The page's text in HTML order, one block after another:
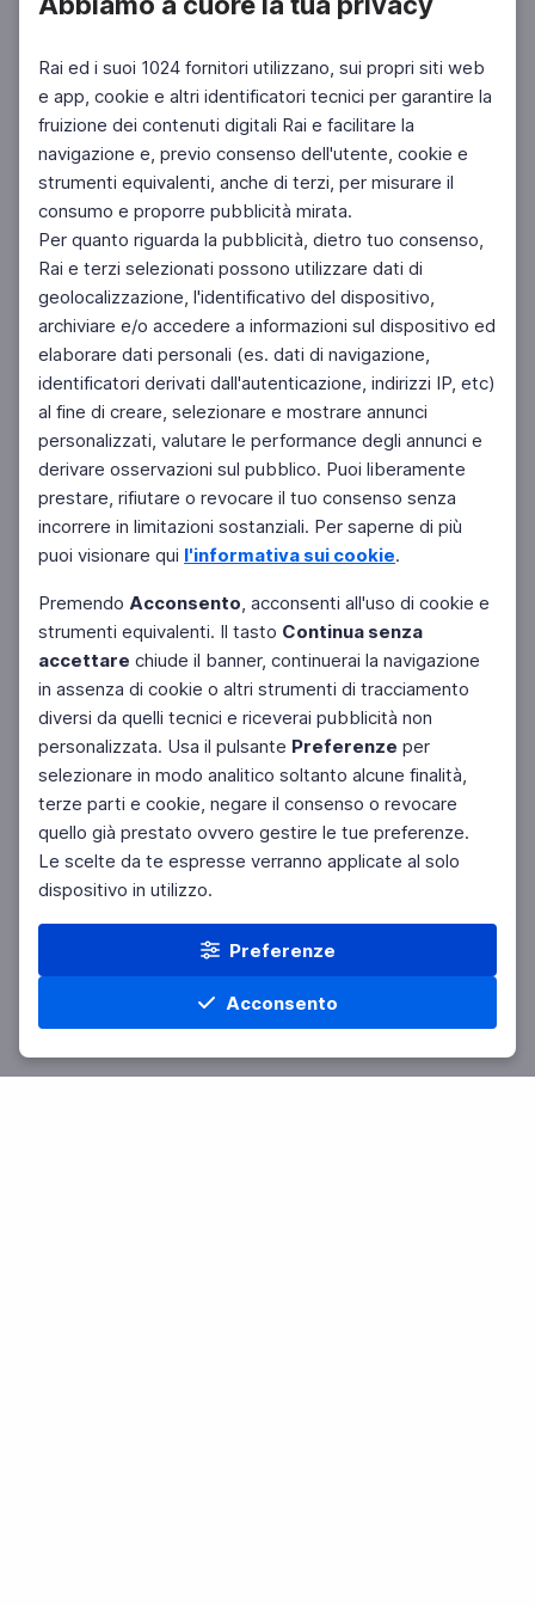
Rai ed i suoi 1024 fornitori utilizzano, sui propri siti web
e app, cookie e altri identificatori tecnici per garantire la
fruizione dei contenuti digitali Rai e facilitare la
navigazione e, previo consenso dell'utente, cookie e
strumenti equivalenti, anche di terzi, per misurare il
consumo e proporre pubblicità mirata.
Per quanto riguarda la pubblicità, dietro tuo consenso,
Rai e terzi selezionati possono utilizzare dati di
geolocalizzazione, l'identificativo del dispositivo,
archiviare e/o accedere a informazioni sul dispositivo ed
elaborare dati personali (es. dati di navigazione,
identificatori derivati dall'autenticazione, indirizzi IP, etc)
al fine di creare, selezionare e mostrare annunci
personalizzati, valutare le performance degli annunci e
derivare osservazioni sul pubblico. Puoi liberamente
prestare, rifiutare o revocare il tuo consenso senza
incorrere in limitazioni sostanziali. Per saperne di più
puoi visionare qui l'informativa sui cookie.
Premendo Acconsento, acconsenti all'uso di cookie e
strumenti equivalenti. Il tasto Continua senza
accettare chiude il banner, continuerai la navigazione
in assenza di cookie o altri strumenti di tracciamento
diversi da quelli tecnici e riceverai pubblicità non
personalizzata. Usa il pulsante Preferenze per
selezionare in modo analitico soltanto alcune finalità,
terze parti e cookie, negare il consenso o revocare
quello già prestato ovvero gestire le tue preferenze.
Le scelte da te espresse verranno applicate al solo
dispositivo in utilizzo.
Preferenze
Acconsento
Home Materie Cerca Menu
Facebook Twitter Instagram